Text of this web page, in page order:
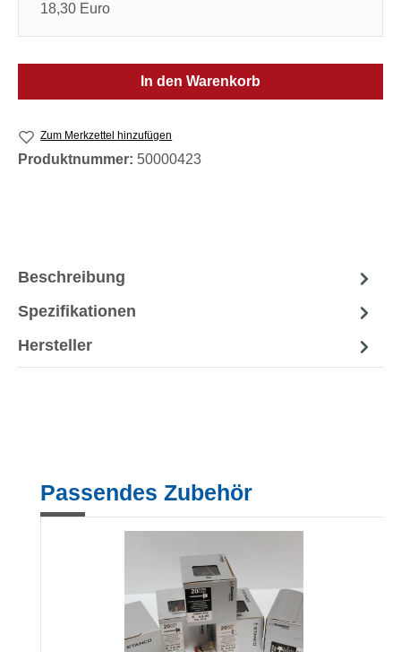
18,30 Euro
In den Warenkorb
Zum Merkzettel hinzufügen
Produktnummer: 50000423
Beschreibung
Spezifikationen
Hersteller
Produktgalerie überspringen
Passendes Zubehör